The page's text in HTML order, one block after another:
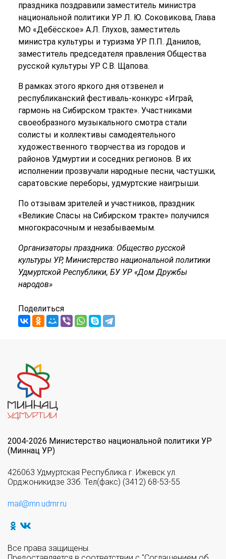
праздника поздравили заместитель министра
национальной политики УР Л. Ю. Соковикова, Глава
МО «Дебёсское» А.Л. Глухов, заместитель
министра культуры и туризма УР П.П. Данилов,
заместитель председателя правления Общества
русской культуры УР С.В. Щапова.
В рамках этого яркого дня отзвенел и
республиканский фестиваль-конкурс «Играй,
гармонь на Сибирском тракте». Участниками
своеобразного музыкального смотра стали
солисты и коллективы самодеятельного
художественного творчества из городов и
районов Удмуртии и соседних регионов. В их
исполнении прозвучали народные песни, частушки,
саратовские переборы, удмуртские наигрыши.
По отзывам зрителей и участников, праздник
«Великие Спасы на Сибирском тракте» получился
многокрасочным и незабываемым.
Организаторы праздника: Общество русской
культуры УР, Министерство национальной политики
Удмуртской Республики, БУ УР «Дом Дружбы
народов»
Поделиться
2004-2026 Министерство национальной политики УР
(Миннац УР)
426063 Удмуртская Республика г. Ижевск ул.
Орджоникидзе 33б. Тел(факс) (3412) 68-53-55
mail@mn.udmr.ru
Все права защищены.